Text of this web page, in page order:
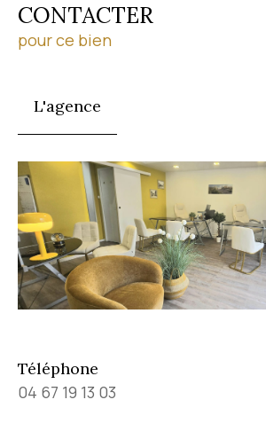
CONTACTER
pour ce bien
L'agence
Téléphone
04 67 19 13 03